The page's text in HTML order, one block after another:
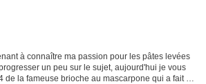
à connaître ma passion pour les pâtes levées
un peu sur le sujet, aujourd'hui je vous
de la fameuse brioche au mascarpone qui a fait la